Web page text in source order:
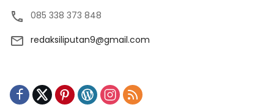
085 338 373 848
redaksiliputan9@gmail.com